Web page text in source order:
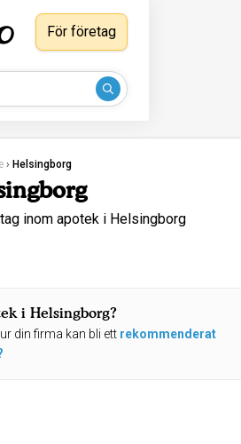
För företag
› Helsingborg
inom apotek i Helsingborg
i Helsingborg?
din firma kan bli ett rekommenderat